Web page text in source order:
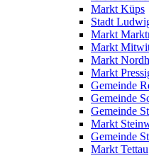
Markt Küps
Stadt
Markt
Markt
Markt
Markt
Gemeinde
Gemeinde
Gemeinde
Markt
Gemeinde
Markt Tettau